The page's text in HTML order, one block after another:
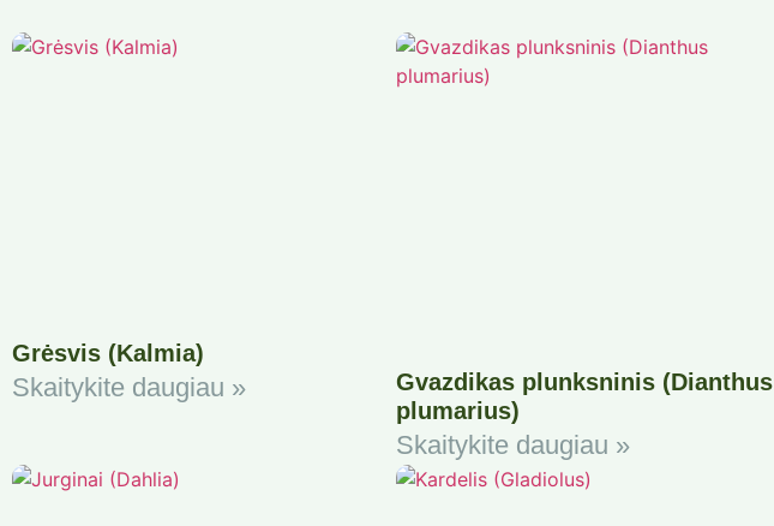
Grėsvis (Kalmia)
Skaitykite daugiau »
Gvazdikas plunksninis (Dianthus
plumarius)
Skaitykite daugiau »